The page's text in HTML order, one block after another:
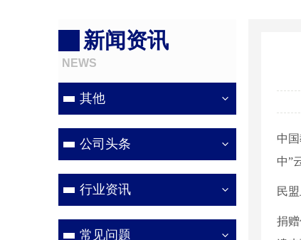
新闻资讯
NEWS
其他
公司头条
行业资讯
常见问题
中
中”
民
捐